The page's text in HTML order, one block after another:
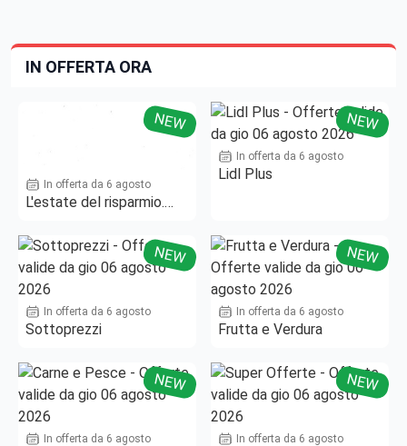
IN OFFERTA ORA
NEW
In offerta da 6 agosto
L'estate del risparmio.
NEW
In offerta da 6 agosto
Lidl Plus
NEW
In offerta da 6 agosto
Sottoprezzi
NEW
In offerta da 6 agosto
Frutta e Verdura
NEW
In offerta da 6 agosto
NEW
In offerta da 6 agosto